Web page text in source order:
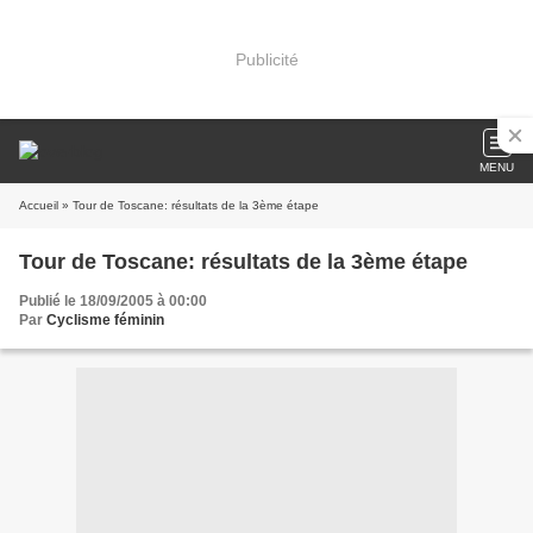
Publicité
MENU
Accueil » Tour de Toscane: résultats de la 3ème étape
Tour de Toscane: résultats de la 3ème étape
Publié le 18/09/2005 à 00:00
Par Cyclisme féminin